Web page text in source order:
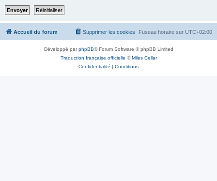
Accueil du forum Fuseau horaire sur UTC+02:00
Supprimer les cookies
Développé parphpBB® Forum Software © phpBB Limited
Traduction française officielle ©Miles Cellar
Confidentialité | Conditions